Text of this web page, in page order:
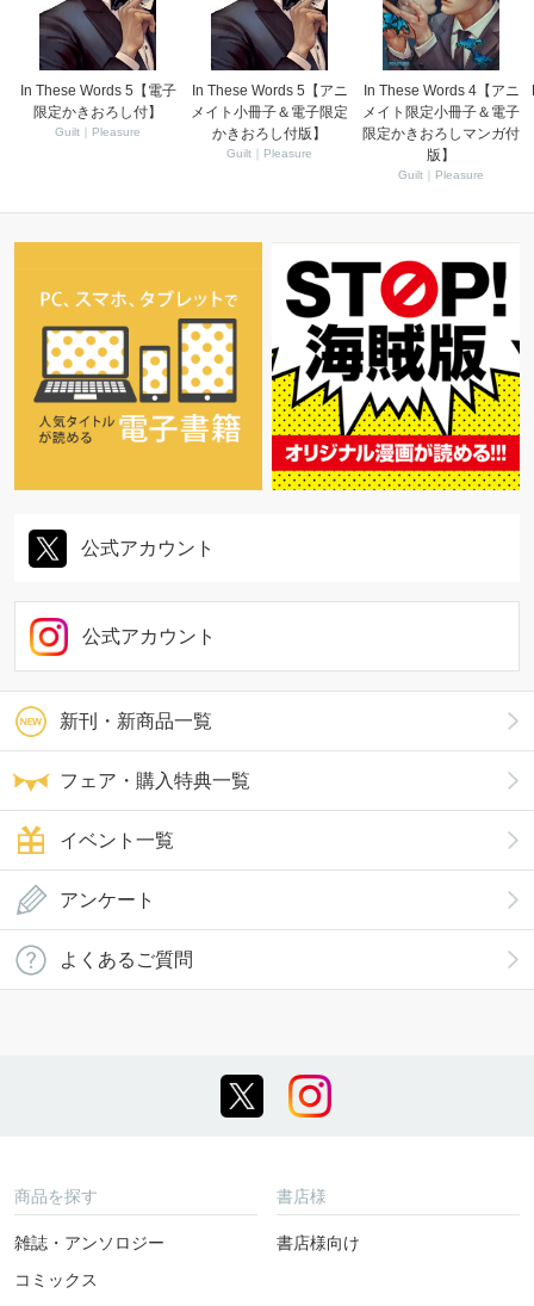
In These Words 5【電子
限定かきおろし付】
Guilt｜Pleasure
In These Words 5【アニ
メイト小冊子＆電子限定
かきおろし付版】
Guilt｜Pleasure
In These Words 4【アニ
メイト限定小冊子＆電子
限定かきおろしマンガ付
版】
Guilt｜Pleasure
新刊・新商品一覧
フェア・購入特典一覧
イベント一覧
公式アカウント
公式アカウント
アンケート
よくあるご質問
商品を探す
雑誌・アンソロジー
コミックス
書店様
書店様向け